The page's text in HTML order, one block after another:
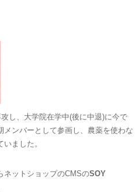
し、大学院在学中(後に中退)に今で
ンバーとして参画し、農薬を使わな
ました。
ネットショップのCMSのSOY